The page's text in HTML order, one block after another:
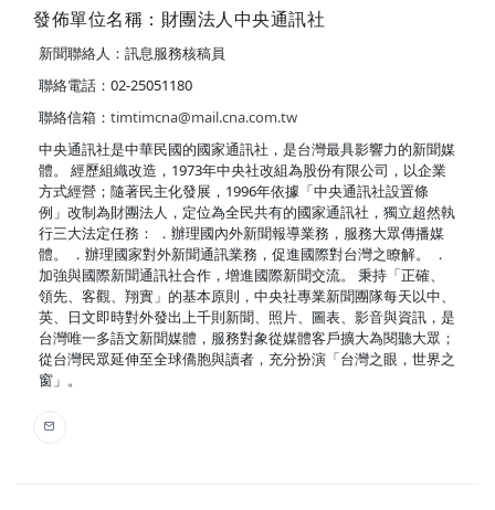
發佈單位名稱：財團法人中央通訊社
新聞聯絡人：訊息服務核稿員
聯絡電話：02-25051180
聯絡信箱： timtimcna@mail.cna.com.tw
中央通訊社是中華民國的國家通訊社，是台灣最具影響力的新聞媒
體。 經歷組織改造，1973年中央社改組為股份有限公司，以企業
方式經營；隨著民主化發展，1996年依據「中央通訊社設置條
例」改制為財團法人，定位為全民共有的國家通訊社，獨立超然執
行三大法定任務： ．辦理國內外新聞報導業務，服務大眾傳播媒
體。 ．辦理國家對外新聞通訊業務，促進國際對台灣之瞭解。 ．
加強與國際新聞通訊社合作，增進國際新聞交流。 秉持「正確、
領先、客觀、翔實」的基本原則，中央社專業新聞團隊每天以中、
英、日文即時對外發出上千則新聞、照片、圖表、影音與資訊，是
台灣唯一多語文新聞媒體，服務對象從媒體客戶擴大為閱聽大眾；
從台灣民眾延伸至全球僑胞與讀者，充分扮演「台灣之眼，世界之
窗」。